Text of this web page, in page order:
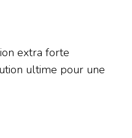
extra forte
ultime pour une